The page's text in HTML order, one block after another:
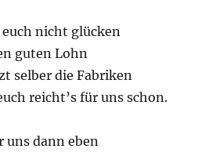
nicht glücken
guten Lohn
selber die Fabriken
reicht’s für uns schon.
uns dann eben